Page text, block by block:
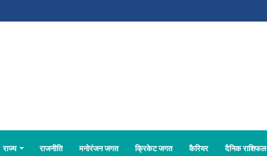
राज्य राजनीति मनोरंजन जगत क्रिकेट जगत कैरियर दैनिक राशिफल